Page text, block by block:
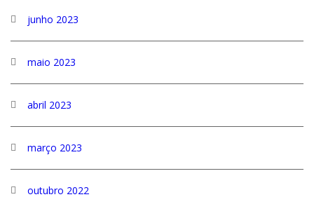
junho 2023
maio 2023
abril 2023
março 2023
outubro 2022